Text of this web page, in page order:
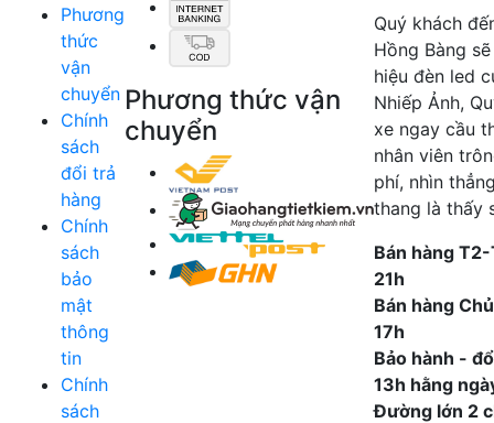
Phương
thức
vận
chuyển
Chính
sách
đổi trả
hàng
Chính
sách
bảo
mật
thông
tin
Chính
sách
Phương thức vận
chuyển
Quý khách
Hồng Bàng
hiệu đèn led
Nhiếp Ảnh,
xe ngay cầu
nhân viên
phí, nhìn
thang là thấy
Bán hàng
21h
Bán hàng
17h
Bảo hành -
13h hằng
Đường lớn 2